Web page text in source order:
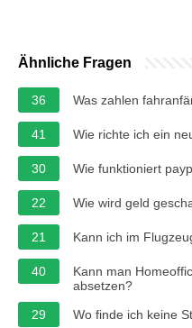
Ähnliche Fragen
36 Was zahlen
41 Wie richte ich ein
30 Wie funktioniert
22 Wie wird geld
21 Kann ich im
40
Kann man
absetzen?
29
Wo finde ich keine